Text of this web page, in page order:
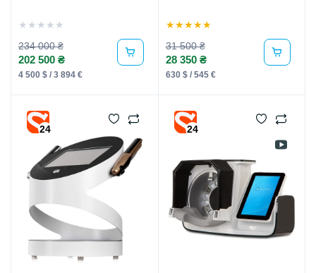
★ ★ ★ ★ ★
234 000 ₴
202 500 ₴
4 500 $ / 3 894 €
★★★★★
31 500 ₴
28 350 ₴
630 $ / 545 €
24 24